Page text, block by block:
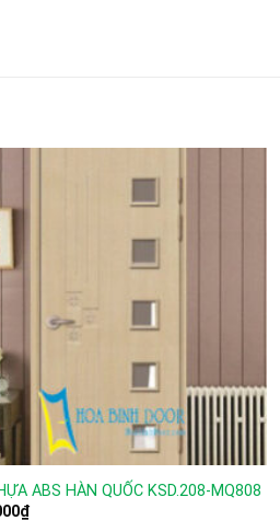
ABS HÀN QUỐC KSD.208-MQ808
₫